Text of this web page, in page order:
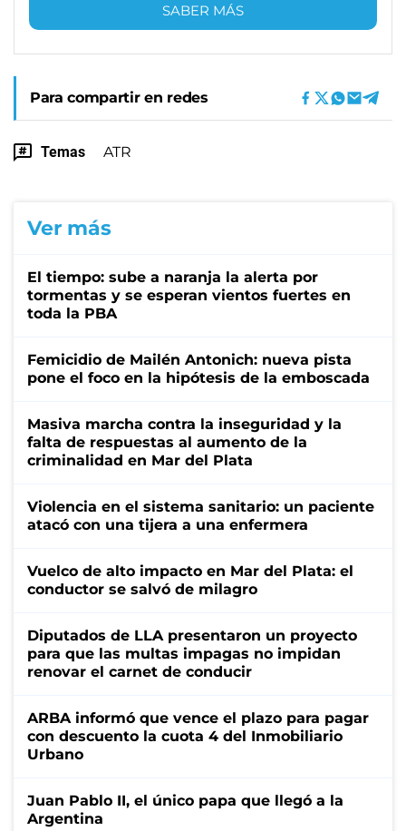
SABER MÁS
Para compartir en redes
Temas ATR
Ver más
El tiempo: sube a naranja la alerta por
tormentas y se esperan vientos fuertes en
toda la PBA
Femicidio de Mailén Antonich: nueva pista
pone el foco en la hipótesis de la emboscada
Masiva marcha contra la inseguridad y la
falta de respuestas al aumento de la
criminalidad en Mar del Plata
Violencia en el sistema sanitario: un paciente
atacó con una tijera a una enfermera
Vuelco de alto impacto en Mar del Plata: el
conductor se salvó de milagro
Diputados de LLA presentaron un proyecto
para que las multas impagas no impidan
renovar el carnet de conducir
ARBA informó que vence el plazo para pagar
con descuento la cuota 4 del Inmobiliario
Urbano
Juan Pablo II, el único papa que llegó a la
Argentina